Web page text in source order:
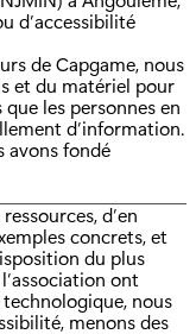
d’accessibilité
de Capgame, nous
et du matériel pour
les personnes en
d’information.
avons fondé
d’en
concrets, et
du plus
ont
nous
menons des